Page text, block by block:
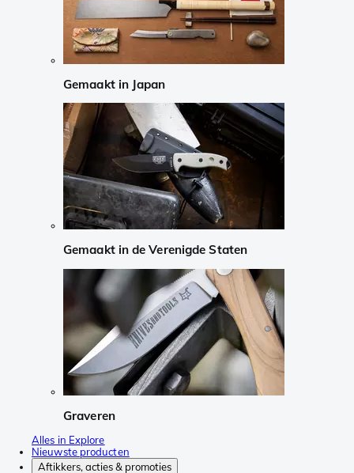
Gemaakt in Japan
Gemaakt in de Verenigde Staten
Graveren
Alles in Explore
Nieuwste producten
Aftikkers, acties & promoties